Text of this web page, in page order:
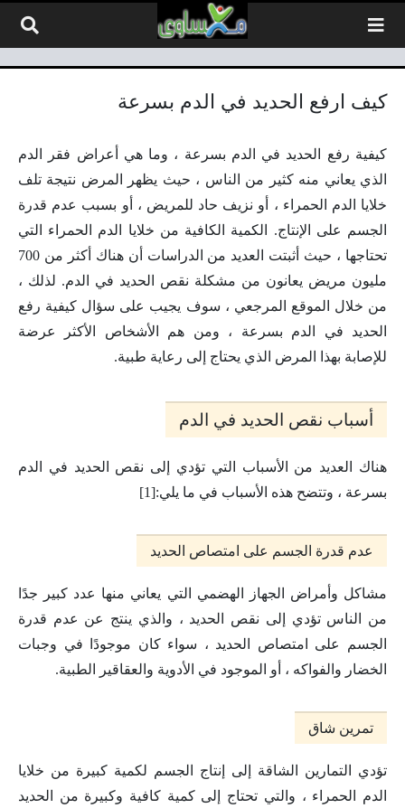
كيف ارفع الحديد في الدم بسرعة
كيفية رفع الحديد في الدم بسرعة ، وما هي أعراض فقر الدم
الذي يعاني منه كثير من الناس ، حيث يظهر المرض نتيجة تلف
خلايا الدم الحمراء ، أو نزيف حاد للمريض ، أو بسبب عدم قدرة
الجسم على الإنتاج. الكمية الكافية من خلايا الدم الحمراء التي
تحتاجها ، حيث أثبتت العديد من الدراسات أن هناك أكثر من 700
مليون مريض يعانون من مشكلة نقص الحديد في الدم. لذلك ،
من خلال الموقع المرجعي ، سوف يجيب على سؤال كيفية رفع
الحديد في الدم بسرعة ، ومن هم الأشخاص الأكثر عرضة
للإصابة بهذا المرض الذي يحتاج إلى رعاية طبية.
أسباب نقص الحديد في الدم
هناك العديد من الأسباب التي تؤدي إلى نقص الحديد في الدم
بسرعة ، وتتضح هذه الأسباب في ما يلي:[1]
عدم قدرة الجسم على امتصاص الحديد
مشاكل وأمراض الجهاز الهضمي التي يعاني منها عدد كبير جدًا
من الناس تؤدي إلى نقص الحديد ، والذي ينتج عن عدم قدرة
الجسم على امتصاص الحديد ، سواء كان موجودًا في وجبات
الخضار والفواكه ، أو الموجود في الأدوية والعقاقير الطبية.
تمرين شاق
تؤدي التمارين الشاقة إلى إنتاج الجسم لكمية كبيرة من خلايا
الدم الحمراء ، والتي تحتاج إلى كمية كافية وكبيرة من الحديد